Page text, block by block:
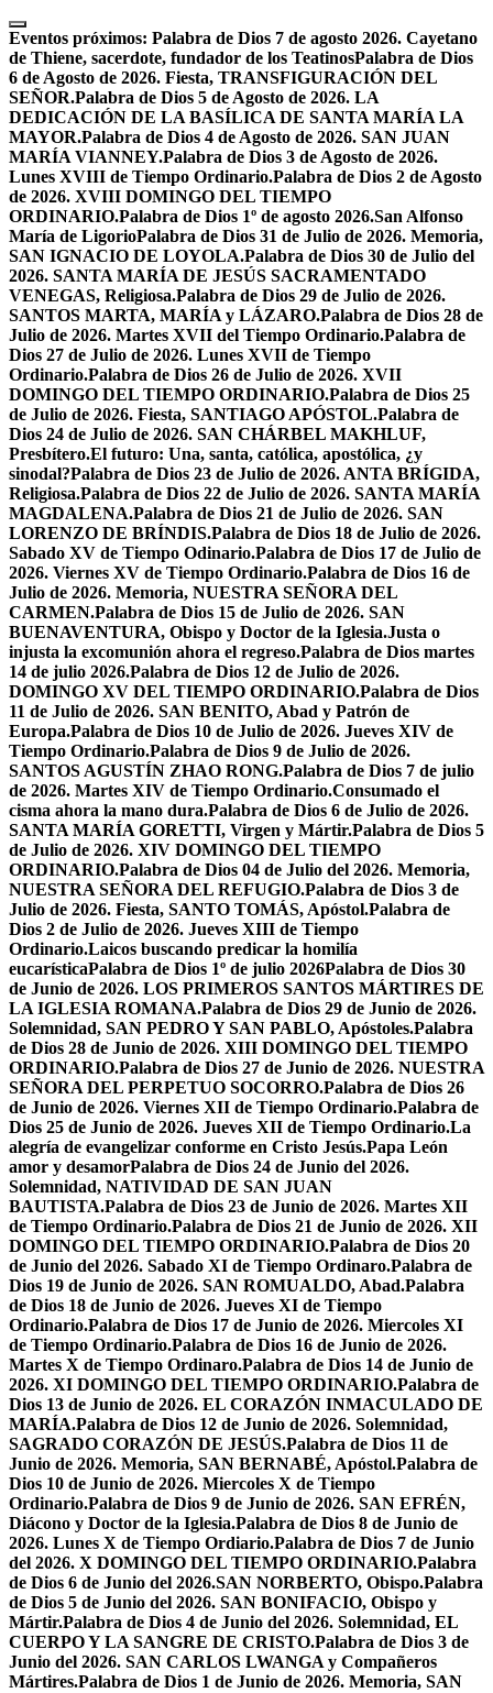
Skip
to
content
Eventos próximos: Palabra de Dios 7 de agosto 2026. Cayetano
de Thiene, sacerdote, fundador de los TeatinosPalabra de Dios
6 de Agosto de 2026. Fiesta, TRANSFIGURACIÓN DEL
SEÑOR.Palabra de Dios 5 de Agosto de 2026. LA
DEDICACIÓN DE LA BASÍLICA DE SANTA MARÍA LA
MAYOR.Palabra de Dios 4 de Agosto de 2026. SAN JUAN
MARÍA VIANNEY.Palabra de Dios 3 de Agosto de 2026.
Lunes XVIII de Tiempo Ordinario.Palabra de Dios 2 de Agosto
de 2026. XVIII DOMINGO DEL TIEMPO
ORDINARIO.Palabra de Dios 1º de agosto 2026.San Alfonso
María de LigorioPalabra de Dios 31 de Julio de 2026. Memoria,
SAN IGNACIO DE LOYOLA.Palabra de Dios 30 de Julio del
2026. SANTA MARÍA DE JESÚS SACRAMENTADO
VENEGAS, Religiosa.Palabra de Dios 29 de Julio de 2026.
SANTOS MARTA, MARÍA y LÁZARO.Palabra de Dios 28 de
Julio de 2026. Martes XVII del Tiempo Ordinario.Palabra de
Dios 27 de Julio de 2026. Lunes XVII de Tiempo
Ordinario.Palabra de Dios 26 de Julio de 2026. XVII
DOMINGO DEL TIEMPO ORDINARIO.Palabra de Dios 25
de Julio de 2026. Fiesta, SANTIAGO APÓSTOL.Palabra de
Dios 24 de Julio de 2026. SAN CHÁRBEL MAKHLUF,
Presbítero.El futuro: Una, santa, católica, apostólica, ¿y
sinodal?Palabra de Dios 23 de Julio de 2026. ANTA BRÍGIDA,
Religiosa.Palabra de Dios 22 de Julio de 2026. SANTA MARÍA
MAGDALENA.Palabra de Dios 21 de Julio de 2026. SAN
LORENZO DE BRÍNDIS.Palabra de Dios 18 de Julio de 2026.
Sabado XV de Tiempo Odinario.Palabra de Dios 17 de Julio de
2026. Viernes XV de Tiempo Ordinario.Palabra de Dios 16 de
Julio de 2026. Memoria, NUESTRA SEÑORA DEL
CARMEN.Palabra de Dios 15 de Julio de 2026. SAN
BUENAVENTURA, Obispo y Doctor de la Iglesia.Justa o
injusta la excomunión ahora el regreso.Palabra de Dios martes
14 de julio 2026.Palabra de Dios 12 de Julio de 2026.
DOMINGO XV DEL TIEMPO ORDINARIO.Palabra de Dios
11 de Julio de 2026. SAN BENITO, Abad y Patrón de
Europa.Palabra de Dios 10 de Julio de 2026. Jueves XIV de
Tiempo Ordinario.Palabra de Dios 9 de Julio de 2026.
SANTOS AGUSTÍN ZHAO RONG.Palabra de Dios 7 de julio
de 2026. Martes XIV de Tiempo Ordinario.Consumado el
cisma ahora la mano dura.Palabra de Dios 6 de Julio de 2026.
SANTA MARÍA GORETTI, Virgen y Mártir.Palabra de Dios 5
de Julio de 2026. XIV DOMINGO DEL TIEMPO
ORDINARIO.Palabra de Dios 04 de Julio del 2026. Memoria,
NUESTRA SEÑORA DEL REFUGIO.Palabra de Dios 3 de
Julio de 2026. Fiesta, SANTO TOMÁS, Apóstol.Palabra de
Dios 2 de Julio de 2026. Jueves XIII de Tiempo
Ordinario.Laicos buscando predicar la homilía
eucarísticaPalabra de Dios 1º de julio 2026Palabra de Dios 30
de Junio de 2026. LOS PRIMEROS SANTOS MÁRTIRES DE
LA IGLESIA ROMANA.Palabra de Dios 29 de Junio de 2026.
Solemnidad, SAN PEDRO Y SAN PABLO, Apóstoles.Palabra
de Dios 28 de Junio de 2026. XIII DOMINGO DEL TIEMPO
ORDINARIO.Palabra de Dios 27 de Junio de 2026. NUESTRA
SEÑORA DEL PERPETUO SOCORRO.Palabra de Dios 26
de Junio de 2026. Viernes XII de Tiempo Ordinario.Palabra de
Dios 25 de Junio de 2026. Jueves XII de Tiempo Ordinario.La
alegría de evangelizar conforme en Cristo Jesús.Papa León
amor y desamorPalabra de Dios 24 de Junio del 2026.
Solemnidad, NATIVIDAD DE SAN JUAN
BAUTISTA.Palabra de Dios 23 de Junio de 2026. Martes XII
de Tiempo Ordinario.Palabra de Dios 21 de Junio de 2026. XII
DOMINGO DEL TIEMPO ORDINARIO.Palabra de Dios 20
de Junio del 2026. Sabado XI de Tiempo Ordinaro.Palabra de
Dios 19 de Junio de 2026. SAN ROMUALDO, Abad.Palabra
de Dios 18 de Junio de 2026. Jueves XI de Tiempo
Ordinario.Palabra de Dios 17 de Junio de 2026. Miercoles XI
de Tiempo Ordinario.Palabra de Dios 16 de Junio de 2026.
Martes X de Tiempo Ordinaro.Palabra de Dios 14 de Junio de
2026. XI DOMINGO DEL TIEMPO ORDINARIO.Palabra de
Dios 13 de Junio de 2026. EL CORAZÓN INMACULADO DE
MARÍA.Palabra de Dios 12 de Junio de 2026. Solemnidad,
SAGRADO CORAZÓN DE JESÚS.Palabra de Dios 11 de
Junio de 2026. Memoria, SAN BERNABÉ, Apóstol.Palabra de
Dios 10 de Junio de 2026. Miercoles X de Tiempo
Ordinario.Palabra de Dios 9 de Junio de 2026. SAN EFRÉN,
Diácono y Doctor de la Iglesia.Palabra de Dios 8 de Junio de
2026. Lunes X de Tiempo Ordiario.Palabra de Dios 7 de Junio
del 2026. X DOMINGO DEL TIEMPO ORDINARIO.Palabra
de Dios 6 de Junio del 2026.SAN NORBERTO, Obispo.Palabra
de Dios 5 de Junio del 2026. SAN BONIFACIO, Obispo y
Mártir.Palabra de Dios 4 de Junio del 2026. Solemnidad, EL
CUERPO Y LA SANGRE DE CRISTO.Palabra de Dios 3 de
Junio del 2026. SAN CARLOS LWANGA y Compañeros
Mártires.Palabra de Dios 1 de Junio de 2026. Memoria, SAN